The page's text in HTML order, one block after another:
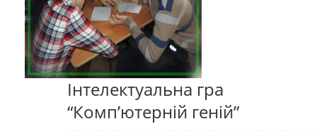
Інтелектуальна гра
“Комп’ютерній геній”